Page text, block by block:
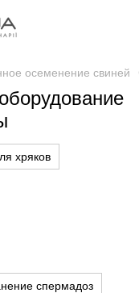
осеменение свиней
хряков
спермадоз